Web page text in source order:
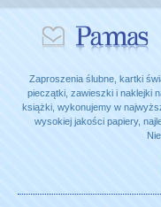
Zaproszenia ślubne, kartki
pieczątki, zawieszki i naklejki
książki, wykonujemy w
wysokiej jakości papiery,